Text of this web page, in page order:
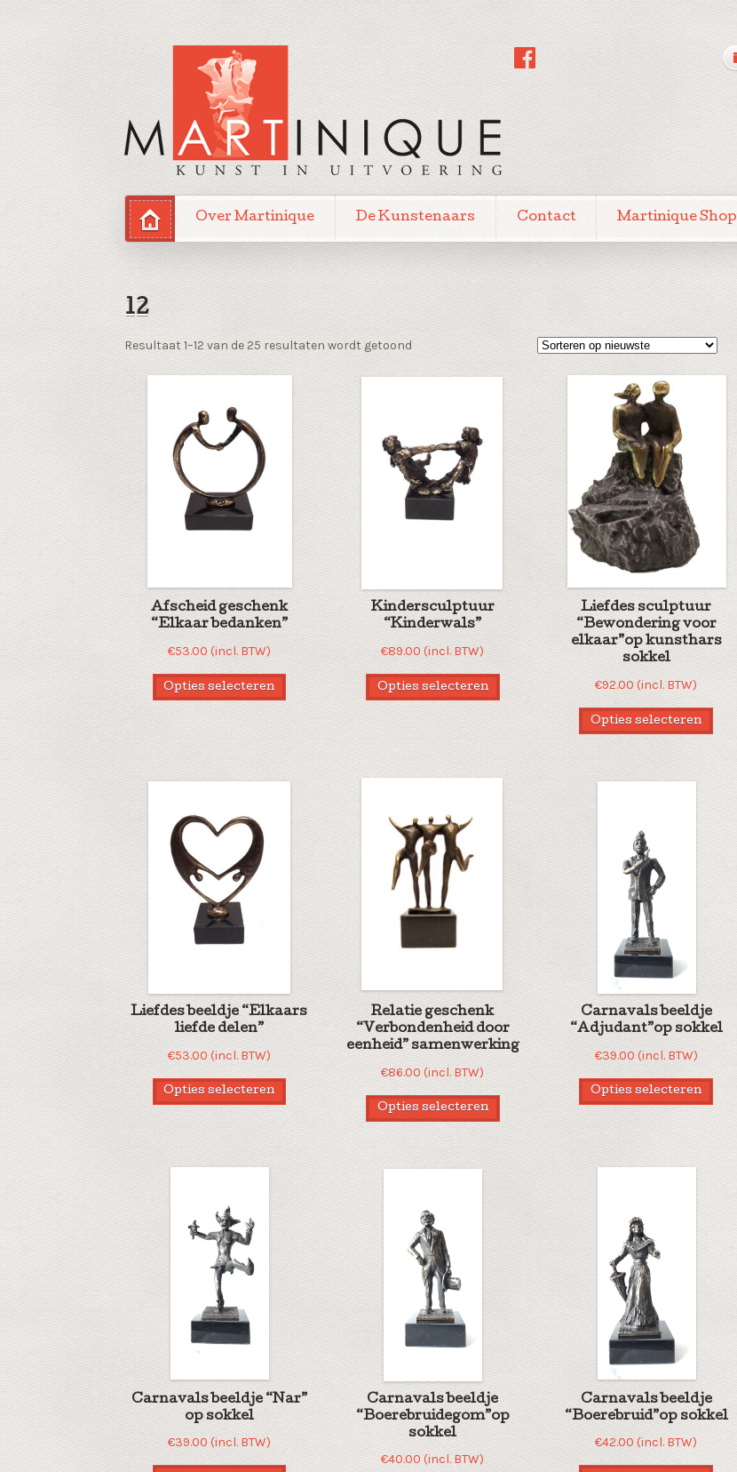
Over Martinique De Kunstenaars Contact Martinique Shop
12
Resultaat 1–12 van de 25 resultaten wordt getoond
Afscheid geschenk
“Elkaar bedanken”
€53.00 (incl. BTW)
Opties selecteren
Kindersculptuur
“Kinderwals”
€89.00 (incl. BTW)
Opties selecteren
Liefdes sculptuur
“Bewondering voor
elkaar”op kunsthars
sokkel
€92.00 (incl. BTW)
Opties selecteren
Liefdes beeldje “Elkaars
liefde delen”
€53.00 (incl. BTW)
Opties selecteren
Relatie geschenk
“Verbondenheid door
eenheid” samenwerking
€86.00 (incl. BTW)
Opties selecteren
Carnavals beeldje
“Adjudant”op sokkel
€39.00 (incl. BTW)
Opties selecteren
Carnavals beeldje “Nar”
op sokkel
€39.00 (incl. BTW)
Carnavals beeldje
“Boerebruidegom”op
sokkel
€40.00 (incl. BTW)
Carnavals beeldje
“Boerebruid”op sokkel
€42.00 (incl. BTW)